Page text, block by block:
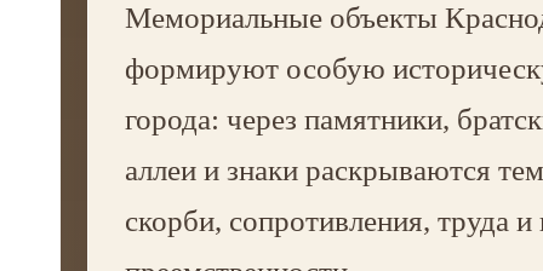
Мемориальные объекты
формируют особую
города: через памятники,
аллеи и знаки раскрываются
скорби, сопротивления, труда